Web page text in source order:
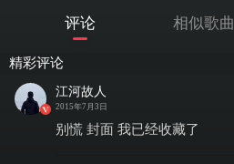
评论 相似歌曲
精彩评论
江河故人
2015年7月3日
别慌 封面 我已经收藏了